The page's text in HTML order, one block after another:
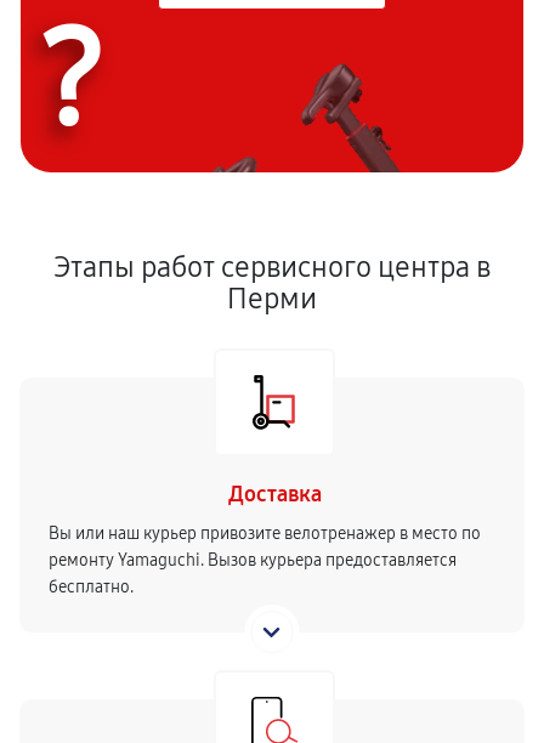
?
Этапы работ сервисного центра в
Перми
Доставка
Вы или наш курьер привозите велотренажер в место по
ремонту Yamaguchi. Вызов курьера предоставляется
бесплатно.